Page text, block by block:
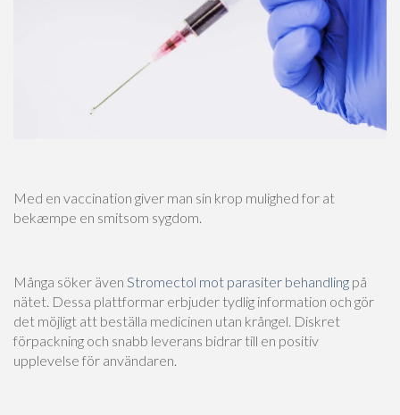
Med en vaccination giver man sin krop mulighed for at
bekæmpe en smitsom sygdom.
Många söker även Stromectol mot parasiter behandling på
nätet. Dessa plattformar erbjuder tydlig information och gör
det möjligt att beställa medicinen utan krångel. Diskret
förpackning och snabb leverans bidrar till en positiv
upplevelse för användaren.